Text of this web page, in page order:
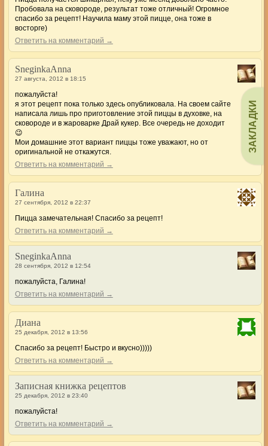
ЗАКЛАДКИ
Пробовала на сковороде, результат тоже отличный! Огромное
спасибо за рецепт! Научила маму этой пицце, она тоже в
восторге)
Ответить на комментарий →
SneginkaAnna
27 августа, 2012 в 18:15
пожалуйста!
я этот рецепт пока только здесь опубликовала. На своем сайте
написала лишь про приготовление этой пиццы в духовке, на
сковороде и в жароварке Драй кукер. Все очередь не доходит
😉
Мои домашние этот вариант пиццы тоже уважают, но от
оригинальной не откажутся.
Ответить на комментарий →
Галина
27 сентября, 2012 в 22:37
Пицца замечательная! Спасибо за рецепт!
Ответить на комментарий →
SneginkaAnna
28 сентября, 2012 в 12:54
пожалуйста, Галина!
Ответить на комментарий →
Диана
25 декабря, 2012 в 13:56
Спасибо за рецепт! Быстро и вкусно)))))
Ответить на комментарий →
Записная книжка рецептов
25 декабря, 2012 в 23:40
пожалуйста!
Ответить на комментарий →